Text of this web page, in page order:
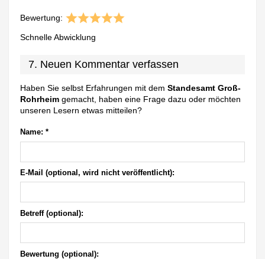
Bewertung:
Schnelle Abwicklung
7. Neuen Kommentar verfassen
Haben Sie selbst Erfahrungen mit demStandesamt Groß-
Rohrheim gemacht, haben eine Frage dazu oder möchten
unseren Lesern etwas mitteilen?
Name: *
E-Mail (optional, wird nicht veröffentlicht):
Betreff (optional):
Bewertung (optional):